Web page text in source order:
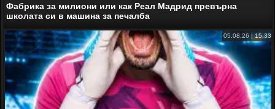
Фабрика за милиони или как Реал Мадрид превърна
школата си в машина за печалба
05.08.26 | 15:33